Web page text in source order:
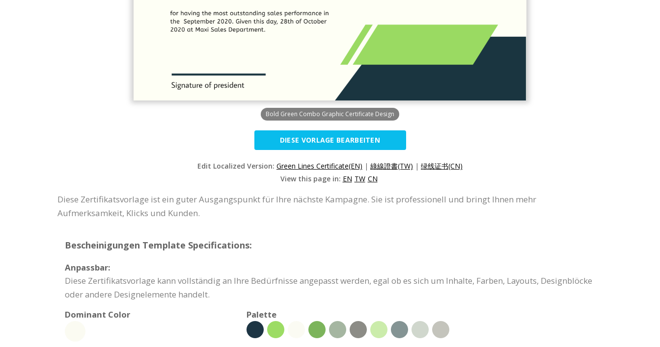
Bold Green Combo Graphic Certificate Design
DIESE VORLAGE BEARBEITEN
Edit Localized Version: Green Lines Certificate(EN) | 綠線證書(TW) | 绿线证书(CN)
View this page in: EN TW CN
Diese Zertifikatsvorlage ist ein guter Ausgangspunkt für Ihre nächste Kampagne. Sie ist professionell und bringt Ihnen mehr
Aufmerksamkeit, Klicks und Kunden.
Bescheinigungen Template Specifications:
Anpassbar:
Diese Zertifikatsvorlage kann vollständig an Ihre Bedürfnisse angepasst werden, egal ob es sich um Inhalte, Farben, Layouts, Designblöcke
oder andere Designelemente handelt.
Dominant Color
Palette